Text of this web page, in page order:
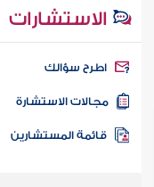
الاستشارات
سؤالك
الاستشارة